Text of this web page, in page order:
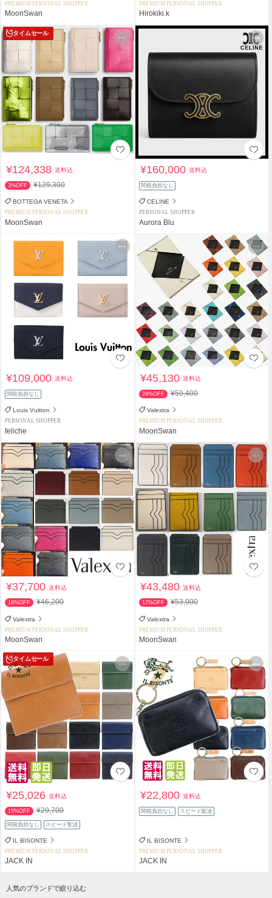
PREMIUM PERSONAL SHOPPER
MoonSwan
PREMIUM PERSONAL SHOPPER
Hirokiki.k
タイムセール
¥124,338送料込
3%OFF ¥129,300
BOTTEGA VENETA
PREMIUM PERSONAL SHOPPER
MoonSwan
¥160,000送料込
関税負担なし
CELINE
PERSONAL SHOPPER
Aurora Blu
¥109,000送料込
関税負担なし
Louis Vuitton
PERSONAL SHOPPER
feliche
¥45,130送料込
24%OFF ¥59,400
Valextra
PREMIUM PERSONAL SHOPPER
MoonSwan
¥37,700送料込
18%OFF ¥46,200
Valextra
PREMIUM PERSONAL SHOPPER
MoonSwan
¥43,480送料込
17%OFF ¥53,000
Valextra
PREMIUM PERSONAL SHOPPER
MoonSwan
タイムセール
¥25,026送料込
15%OFF ¥29,700
関税負担なし スピード配送
IL BISONTE
PREMIUM PERSONAL SHOPPER
JACK IN
¥22,800送料込
関税負担なし スピード配送
IL BISONTE
PREMIUM PERSONAL SHOPPER
JACK IN
人気のブランドで絞り込む